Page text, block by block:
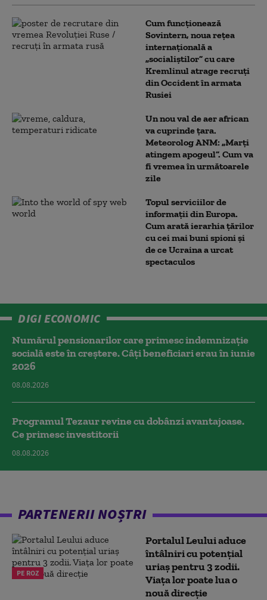
Cum funcționează
Sovintern, noua rețea
internațională a
„socialiștilor” cu care
Kremlinul atrage recruți
din Occident în armata
Rusiei
Un nou val de aer african
va cuprinde țara.
Meteorolog ANM: „Marți
atingem apogeul”. Cum va
fi vremea în următoarele
zile
Topul serviciilor de
informații din Europa.
Cum arată ierarhia țărilor
cu cei mai buni spioni și
de ce Ucraina a urcat
spectaculos
DIGI ECONOMIC
Numărul pensionarilor care primesc indemnizaţie
socială este în creștere. Câți beneficiari erau în iunie
2026
08.08.2026
Programul Tezaur revine cu dobânzi avantajoase.
Ce primesc investitorii
08.08.2026
PARTENERII NOȘTRI
PE ROZ
Portalul Leului aduce
întâlniri cu potențial
uriaș pentru 3 zodii.
Viața lor poate lua o
nouă direcție